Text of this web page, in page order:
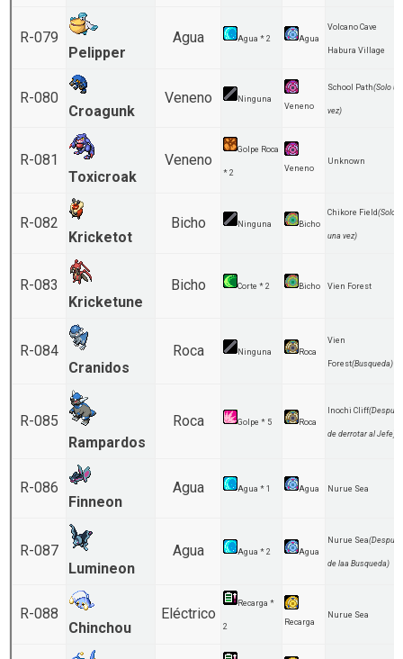
R-079
Pelipper
Agua Agua * 2 Agua
Volcano Cave
Habura Village
R-080
Croagunk
Veneno
Ninguna
Veneno
School Path(Solo
vez)
R-081
Toxicroak
Veneno
Golpe Roca
* 2 Veneno
Unknown
R-082
Kricketot
Bicho Ninguna Bicho
Chikore Field(Solo
una vez)
R-083
Kricketune
Bicho Corte * 2 Bicho Vien Forest
R-084
Cranidos
Roca Ninguna Roca
Vien
Forest(Busqueda)
R-085
Rampardos
Roca Golpe * 5 Roca
Inochi Cliff(Despues
de derrotar al Jefe)
R-086
Finneon
Agua Agua * 1 Agua Nurue Sea
R-087
Lumineon
Agua Agua * 2 Agua
Nurue Sea(Despues
de laa Busqueda)
R-088
Chinchou
Eléctrico
Recarga *
2 Recarga
Nurue Sea